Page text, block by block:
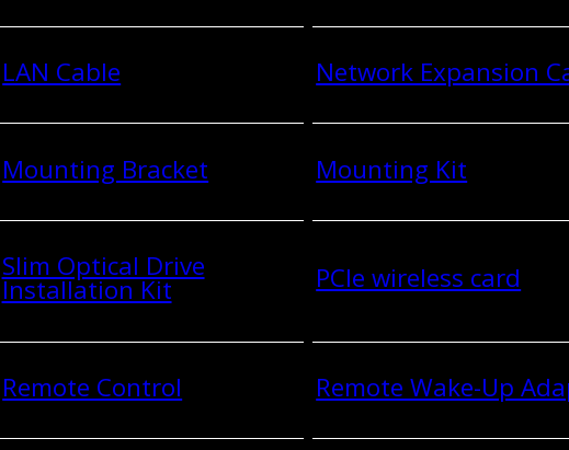
LAN Cable Network Expansion
Mounting Bracket Mounting Kit
Slim Optical Drive
Installation Kit PCIe wireless card
Remote Control Remote Wake-Up